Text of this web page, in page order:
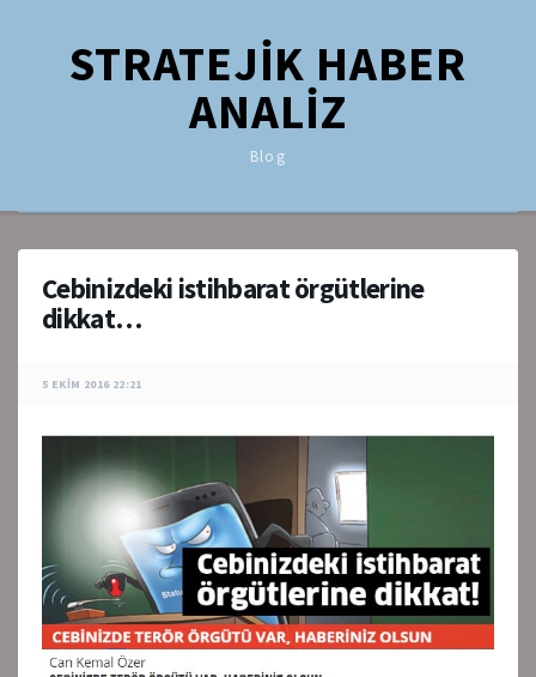
STRATEJİK HABER
ANALİZ
Blog
Cebinizdeki istihbarat örgütlerine
dikkat…
5 EKIM 2016 22:21